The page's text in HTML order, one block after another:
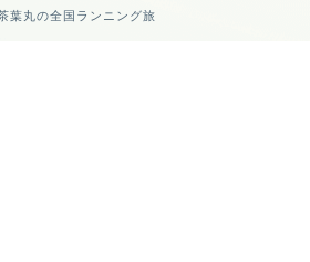
葉丸の全国ランニング旅